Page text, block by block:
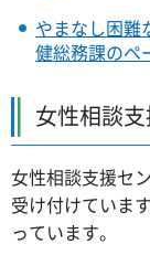
やまなし困難
健総務課のペ
女性相談
女性相談支援セ
受け付けていま
っています。